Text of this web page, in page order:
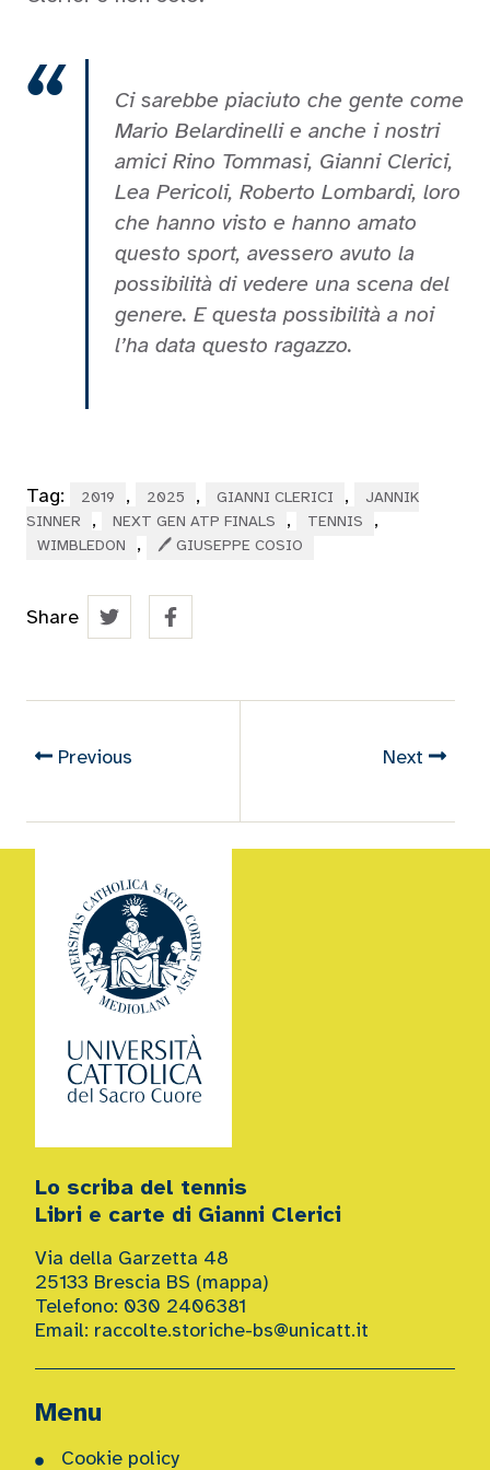
Ci sarebbe piaciuto che gente come
Mario Belardinelli e anche i nostri
amici Rino Tommasi, Gianni Clerici,
Lea Pericoli, Roberto Lombardi, loro
che hanno visto e hanno amato
questo sport, avessero avuto la
possibilità di vedere una scena del
genere. E questa possibilità a noi
l’ha data questo ragazzo.
Tag: 2019 , 2025 , GIANNI CLERICI ,
JANNIK
SINNER
, NEXT GEN ATP FINALS , TENNIS ,
WIMBLEDON , 🖊 GIUSEPPE COSIO
Share
Previous Next
Lo scriba del tennis
Libri e carte di Gianni Clerici
Via della Garzetta 48
25133 Brescia BS (mappa)
Telefono: 030 2406381
Email: raccolte.storiche-bs@unicatt.it
Menu
Cookie policy